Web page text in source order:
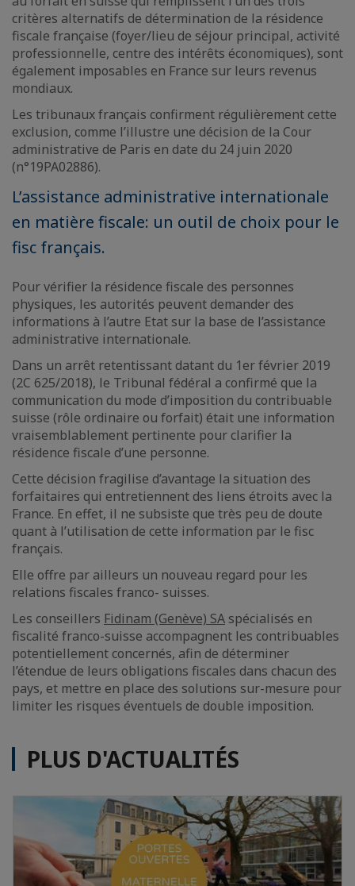
critères alternatifs de détermination de la résidence
fiscale française (foyer/lieu de séjour principal, activité
professionnelle, centre des intérêts économiques), sont
également imposables en France sur leurs revenus
mondiaux.
Les tribunaux français confirment régulièrement cette
exclusion, comme l’illustre une décision de la Cour
administrative de Paris en date du 24 juin 2020
(n°19PA02886).
L’assistance administrative internationale
en matière fiscale: un outil de choix pour le
fisc français.
Pour vérifier la résidence fiscale des personnes
physiques, les autorités peuvent demander des
informations à l’autre Etat sur la base de l’assistance
administrative internationale.
Dans un arrêt retentissant datant du 1er février 2019
(2C 625/2018), le Tribunal fédéral a confirmé que la
communication du mode d’imposition du contribuable
suisse (rôle ordinaire ou forfait) était une information
vraisemblablement pertinente pour clarifier la
résidence fiscale d’une personne.
Cette décision fragilise d’avantage la situation des
forfaitaires qui entretiennent des liens étroits avec la
France. En effet, il ne subsiste que très peu de doute
quant à l’utilisation de cette information par le fisc
français.
Elle offre par ailleurs un nouveau regard pour les
relations fiscales franco- suisses.
Les conseillers Fidinam (Genève) SA spécialisés en
fiscalité franco-suisse accompagnent les contribuables
potentiellement concernés, afin de déterminer
l’étendue de leurs obligations fiscales dans chacun des
pays, et mettre en place des solutions sur-mesure pour
limiter les risques éventuels de double imposition.
PLUS D'ACTUALITÉS